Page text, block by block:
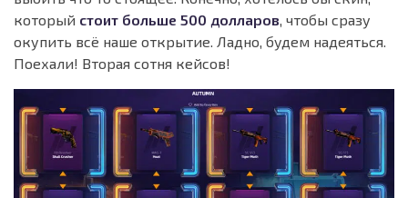
который стоит больше 500 долларов, чтобы сразу
окупить всё наше открытие. Ладно, будем надеяться.
Поехали! Вторая сотня кейсов!